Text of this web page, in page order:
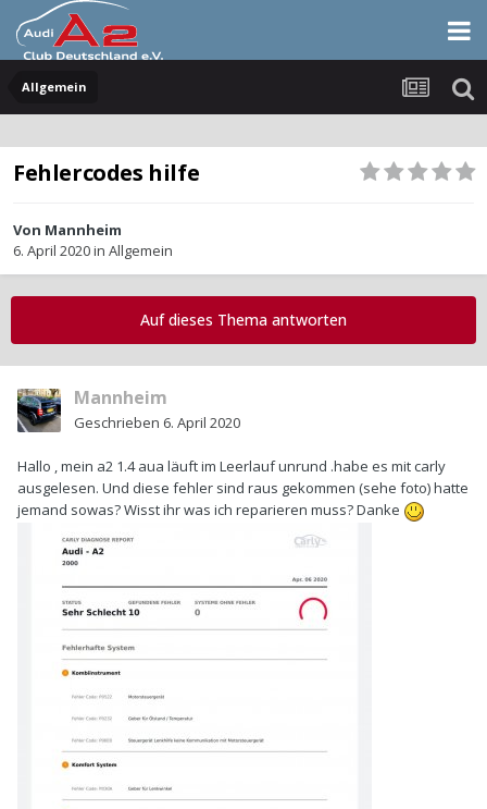
Allgemein
Fehlercodes hilfe
Von Mannheim
6. April 2020in Allgemein
Auf dieses Thema antworten
Mannheim
Geschrieben 6. April 2020
Hallo , mein a2 1.4 aua läuft im Leerlauf unrund .habe es mit carly
ausgelesen. Und diese fehler sind raus gekommen (sehe foto) hatte
jemand sowas? Wisst ihr was ich reparieren muss? Danke